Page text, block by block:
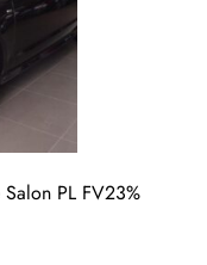
PL FV23%